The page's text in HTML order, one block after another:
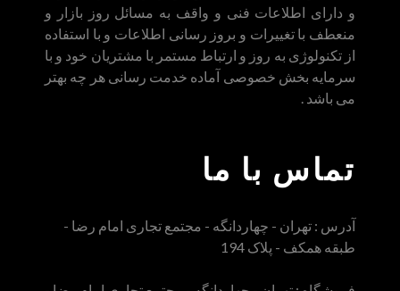
و دارای اطلاعات فنی و واقف به مسائل روز بازار و
منعطف با تغییرات و بروز رسانی اطلاعات و با استفاده
از تکنولوژی به روز و ارتباط مستمر با مشتریان خود و با
سرمایه بخش خصوصی آماده خدمت رسانی هر چه بهتر
می باشد .
تماس با ما
آدرس : تهران - چهاردانگه - مجتمع تجاری امام رضا -
طبقه همکف - پلاک 194